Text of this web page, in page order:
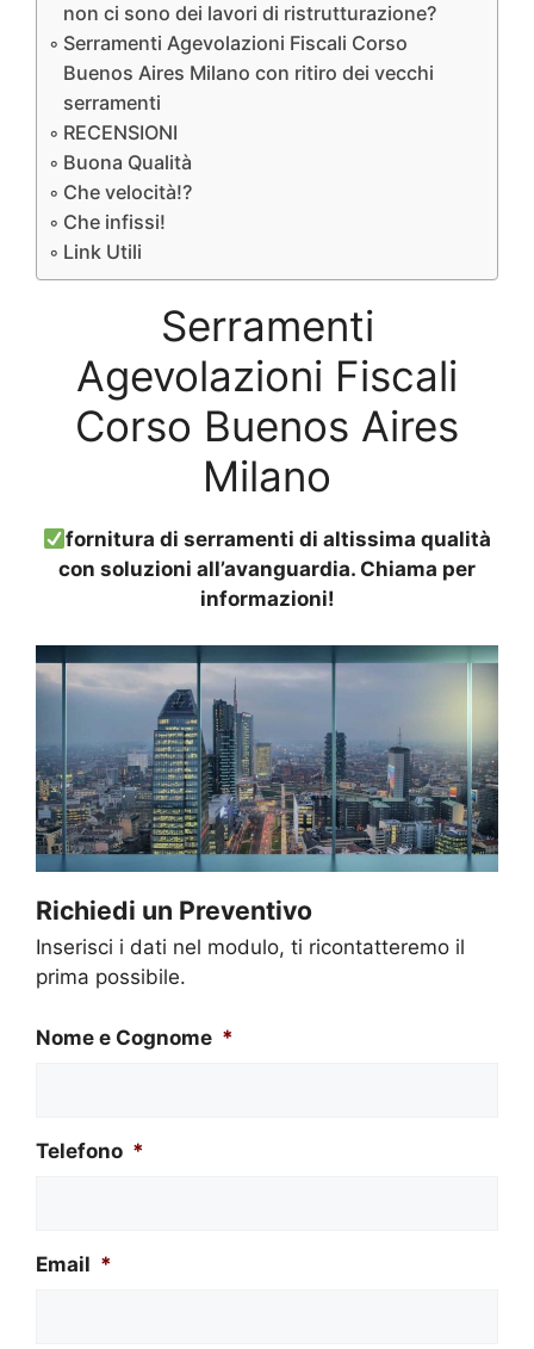
non ci sono dei lavori di ristrutturazione?
Serramenti Agevolazioni Fiscali Corso
Buenos Aires Milano con ritiro dei vecchi
serramenti
RECENSIONI
Buona Qualità
Che velocità!?
Che infissi!
Link Utili
Serramenti
Agevolazioni Fiscali
Corso Buenos Aires
Milano
fornitura di serramenti di altissima qualità
con soluzioni all’avanguardia. Chiama per
informazioni!
Richiedi un Preventivo
Inserisci i dati nel modulo, ti ricontatteremo il
prima possibile.
Nome e Cognome *
Telefono *
Email *